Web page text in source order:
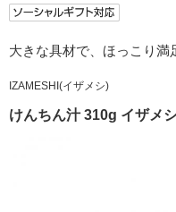
大きな具材で、ほっこり満
IZAMESHI(イザメシ)
けんちん汁 310g イザメ